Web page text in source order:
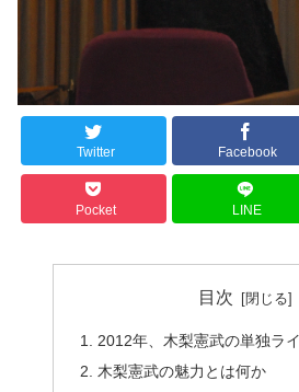
Twitter Facebook
Pocket LINE
目次
2012年、木梨憲武の単独ラ
木梨憲武の魅力とは何か